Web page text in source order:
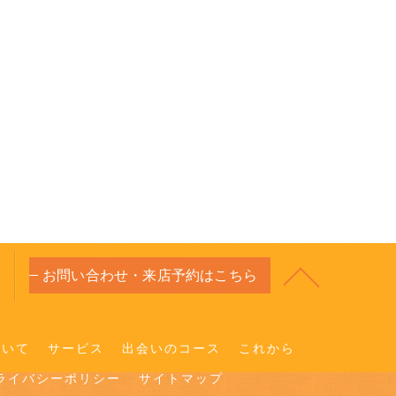
お問い合わせ・来店予約はこちら
て サービス 出会いのコース これから
イバシーポリシー サイトマップ